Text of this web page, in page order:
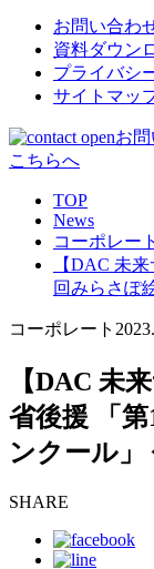
お問い合わ
資料ダウン
プライバシ
サイトマッ
お
こちらへ
TOP
News
コーポレート
【DAC 未
回みらさぽ
コーポレート
【DAC 未
省後援 「
ンクール」
SHARE